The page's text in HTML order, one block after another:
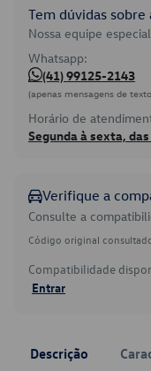
Tem dúvidas
Nossa equipe
Whatsapp:
(41) 99125-2143
(apenas mensagens de
Horário de
Segunda à sexta,
Verifique a
Consulte a
Código original
Compatibilidade
Entrar
Descrição